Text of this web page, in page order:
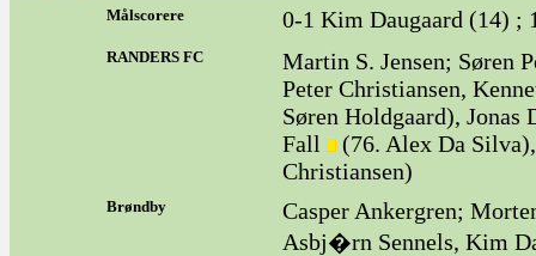
Målscorere 0-1 Kim Daugaard (14) ;
RANDERS FC
Martin S. Jensen; Søren
Peter Christiansen,
Søren Holdgaard), Jonas
Fall
(76. Alex Da
Christiansen)
Brøndby
Casper Ankergren;
Asbj�rn Sennels, Kim